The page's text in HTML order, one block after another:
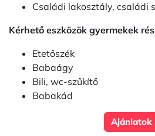
Családi lakosztály, családi
Kérhető eszközök gyermekek
Etetőszék
Babaágy
Bili, wc-szűkítő
Babakád
Ajánlatok